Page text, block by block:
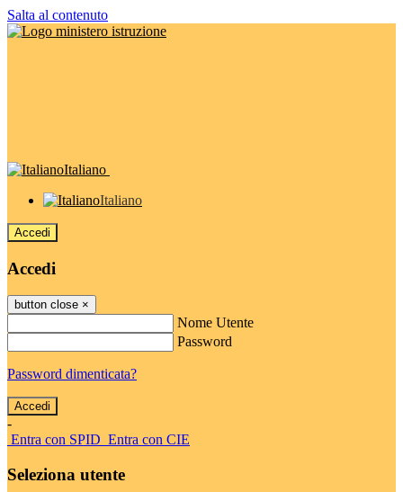
Salta al contenuto
Italiano
Italiano
Accedi
Accedi
button close ×
Nome Utente
Password
Password dimenticata?
-
Entra con SPID Entra con CIE
Seleziona utente